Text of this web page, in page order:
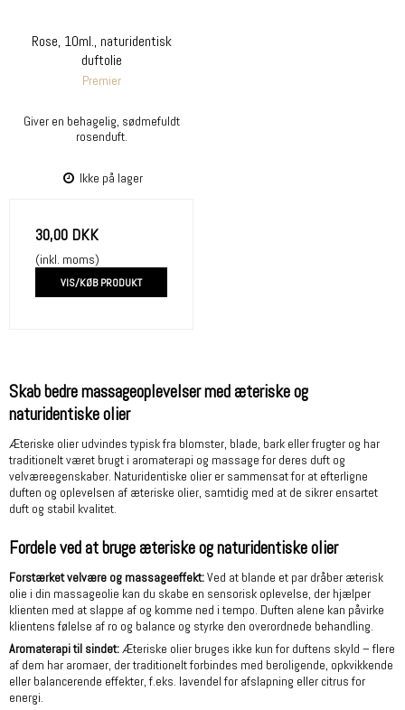
Rose, 10ml., naturidentisk
duftolie
Premier
Giver en behagelig, sødmefuldt
rosenduft.
Ikke på lager
30,00 DKK
(inkl. moms)
VIS/KØB PRODUKT
Skab bedre massageoplevelser med æteriske og
naturidentiske olier
Æteriske olier udvindes typisk fra blomster, blade, bark eller frugter og har
traditionelt været brugt i aromaterapi og massage for deres duft og
velværeegenskaber. Naturidentiske olier er sammensat for at efterligne
duften og oplevelsen af æteriske olier, samtidig med at de sikrer ensartet
duft og stabil kvalitet.
Fordele ved at bruge æteriske og naturidentiske olier
Forstærket velvære og massageeffekt:Ved at blande et par dråber æterisk
olie i din massageolie kan du skabe en sensorisk oplevelse, der hjælper
klienten med at slappe af og komme ned i tempo. Duften alene kan påvirke
klientens følelse af ro og balance og styrke den overordnede behandling.
Aromaterapi til sindet:Æteriske olier bruges ikke kun for duftens skyld – flere
af dem har aromaer, der traditionelt forbindes med beroligende, opkvikkende
eller balancerende effekter, f.eks. lavendel for afslapning eller citrus for
energi.